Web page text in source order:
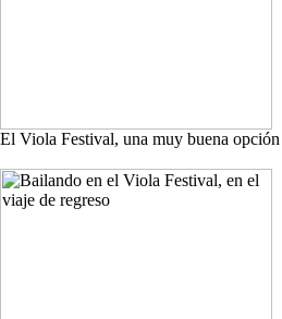
El Viola Festival, una muy buena opción